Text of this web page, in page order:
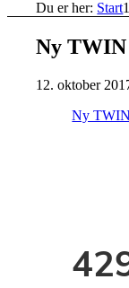
Du er her: Start1
Ny
12. oktober
Ny